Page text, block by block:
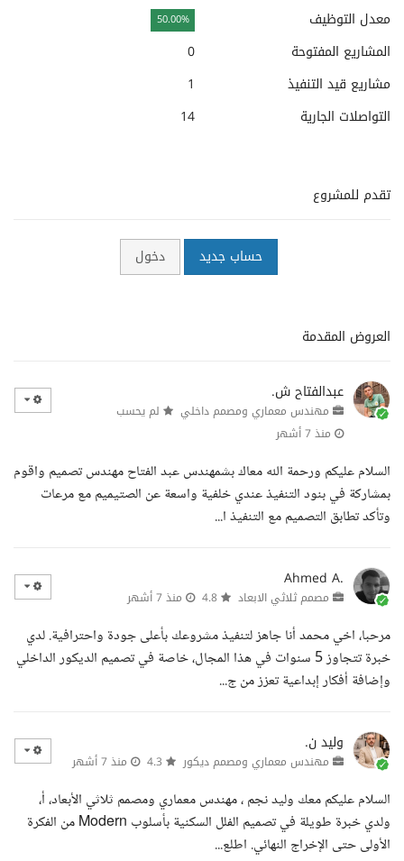
معدل التوظيف
50.00%
المشاريع المفتوحة
0
مشاريع قيد التنفيذ
1
التواصلات الجارية
14
تقدم للمشروع
حساب جديد دخول
العروض المقدمة
عبدالفتاح ش.
مهندس معماري ومصمم داخلي
لم يحسب
منذ 7 أشهر
السلام عليكم ورحمة الله معاك بشمهندس عبد الفتاح مهندس تصميم واقوم
بمشاركة في بنود التنفيذ عندي خلفية واسعة عن الصتيميم مع مرعات
وتأكد تطابق التصميم مع التنفيذ ا...
Ahmed A.
مصمم ثلاثي الابعاد منذ 7 أشهر
مرحبا، اخي محمد أنا جاهز لتنفيذ مشروعك بأعلى جودة واحترافية. لدي
خبرة تتجاوز 5 سنوات في هذا المجال، خاصة في تصميم الديكور الداخلي
وإضافة أفكار إبداعية تعزز من ج...
وليد ن.
مهندس معماري ومصمم ديكور منذ 7 أشهر
السلام عليكم معك وليد نجم ، مهندس معماري ومصمم ثلاثي الأبعاد، أ،
ولدي خبرة طويلة في تصميم الفلل السكنية بأسلوب Modern من الفكرة
الأولى حتى الإخراج النهائي. اطلع...